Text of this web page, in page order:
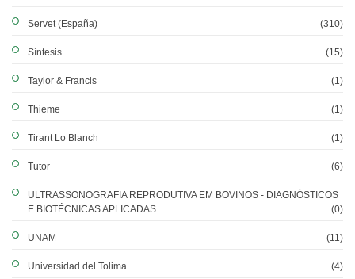
Servet (España) (310)
Síntesis (15)
Taylor & Francis (1)
Thieme (1)
Tirant Lo Blanch (1)
Tutor (6)
ULTRASSONOGRAFIA REPRODUTIVA EM BOVINOS - DIAGNÓSTICOS
E BIOTÉCNICAS APLICADAS
(0)
UNAM (11)
Universidad del Tolima (4)